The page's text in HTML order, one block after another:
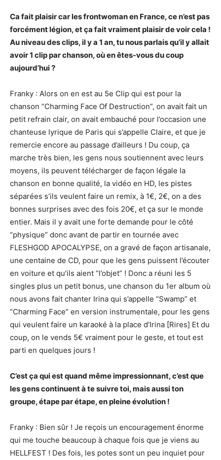
Ca fait plaisir car les frontwoman en France, ce n’est pas
forcément légion, et ça fait vraiment plaisir de voir cela !
Au niveau des clips, il y a 1 an, tu nous parlais qu’il y allait
avoir 1 clip par chanson, où en êtes-vous du coup
aujourd’hui ?
Franky : Alors on en est au 5e Clip qui est pour la
chanson “Charming Face Of Destruction”, on avait fait un
petit refrain clair, on avait embauché pour l’occasion une
chanteuse lyrique de Paris qui s’appelle Claire, et que je
remercie encore au passage d’ailleurs ! Du coup, ça
marche très bien, les gens nous soutiennent avec leurs
moyens, ils peuvent télécharger de façon légale la
chanson en bonne qualité, la vidéo en HD, les pistes
séparées s’ils veulent faire un remix, à 1€, 2€, on a des
bonnes surprises avec des fois 20€, et ça sur le monde
entier. Mais il y avait une forte demande pour le côté
“physique” donc avant de partir en tournée avec
FLESHGOD APOCALYPSE, on a gravé de façon artisanale,
une centaine de CD, pour que les gens puissent l’écouter
en voiture et qu’ils aient “l’objet” ! Donc a réuni les 5
singles plus un petit bonus, une chanson du 1er album où
nous avons fait chanter Irina qui s’appelle “Swamp” et
“Charming Face” en version instrumentale, pour les gens
qui veulent faire un karaoké à la place d’Irina [Rires] Et du
coup, on le vends 5€ vraiment pour le geste, et tout est
parti en quelques jours !
C’est ça qui est quand même impressionnant, c’est que
les gens continuent à te suivre toi, mais aussi ton
groupe, étape par étape, en pleine évolution !
Franky : Bien sûr ! Je reçois un encouragement énorme
qui me touche beaucoup à chaque fois que je viens au
HELLFEST ! Des fois, les potes sont un peu inquiet pour